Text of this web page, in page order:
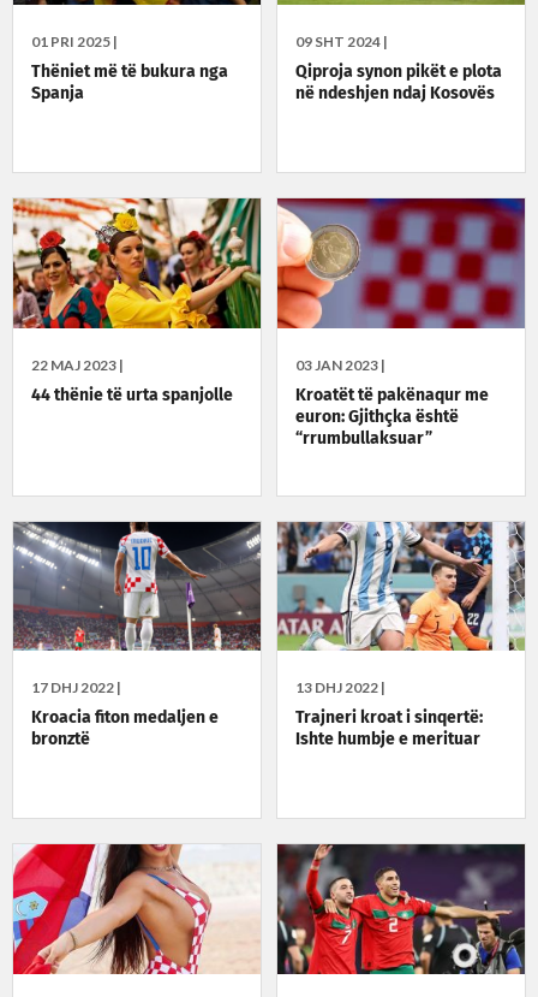
01 PRI 2025 |
Thëniet më të bukura nga
Spanja
09 SHT 2024 |
Qiproja synon pikët e plota
në ndeshjen ndaj Kosovës
22 MAJ 2023 |
44 thënie të urta spanjolle
03 JAN 2023 |
Kroatët të pakënaqur me
euron: Gjithçka është
“rrumbullaksuar”
17 DHJ 2022 |
Kroacia fiton medaljen e
bronztë
13 DHJ 2022 |
Trajneri kroat i sinqertë:
Ishte humbje e merituar